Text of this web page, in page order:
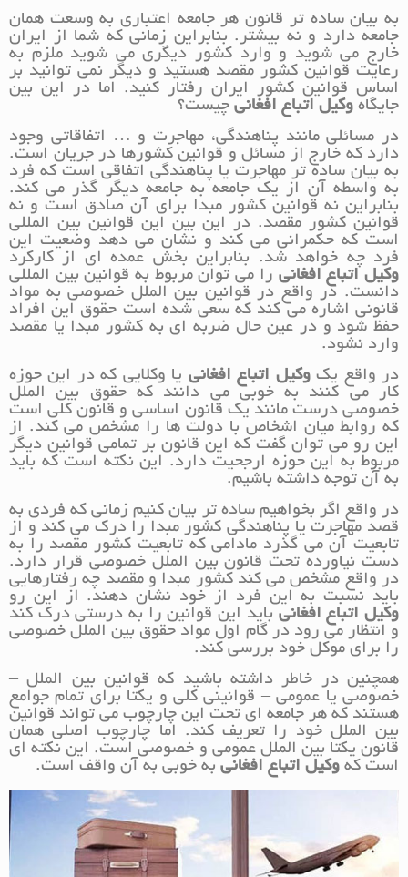
به بیان ساده تر قانون هر جامعه اعتباری به وسعت همان
جامعه دارد و نه بیشتر. بنابراین زمانی که شما از ایران
خارج می شوید و وارد کشور دیگری می شوید ملزم به
رعایت قوانین کشور مقصد هستید و دیگر نمی توانید بر
اساس قوانین کشور ایران رفتار کنید. اما در این بین
جایگاه وکیل اتباع افغانی چیست؟
در مسائلی مانند پناهندگی، مهاجرت و … اتفاقاتی وجود
دارد که خارج از مسائل و قوانین کشورها در جریان است.
به بیان ساده تر مهاجرت یا پناهندگی اتفاقی است که فرد
به واسطه آن از یک جامعه به جامعه دیگر گذر می کند.
بنابراین نه قوانین کشور مبدا برای آن صادق است و نه
قوانین کشور مقصد. در این بین این قوانین بین المللی
است که حکمرانی می کند و نشان می دهد وضعیت این
فرد چه خواهد شد. بنابراین بخش عمده ای از کارکرد
وکیل اتباع افغانی را می توان مربوط به قوانین بین المللی
دانست. در واقع در قوانین بین الملل خصوصی به مواد
قانونی اشاره می کند که سعی شده است حقوق این افراد
حفظ شود و در عین حال ضربه ای به کشور مبدا یا مقصد
وارد نشود.
در واقع یکوکیل اتباع افغانی یا وکلایی که در این حوزه
کار می کنند به خوبی می دانند که حقوق بین الملل
خصوصی درست مانند یک قانون اساسی و قانون کلی است
که روابط میان اشخاص با دولت ها را مشخص می کند. از
این رو می توان گفت که این قانون بر تمامی قوانین دیگر
مربوط به این حوزه ارجحیت دارد. این نکته است که باید
به آن توجه داشته باشیم.
در واقع اگر بخواهیم ساده تر بیان کنیم زمانی که فردی به
قصد مهاجرت یا پناهندگی کشور مبدا را درک می کند و از
تابعیت آن می گذرد مادامی که تابعیت کشور مقصد را به
دست نیاورده تحت قانون بین الملل خصوصی قرار دارد.
در واقع مشخص می کند کشور مبدا و مقصد چه رفتارهایی
باید نسبت به این فرد از خود نشان دهند. از این رو
وکیل اتباع افغانی باید این قوانین را به درستی درک کند
و انتظار می رود در گام اول مواد حقوق بین الملل خصوصی
را برای موکل خود بررسی کند.
همچنین در خاطر داشته باشید که قوانین بین الملل –
خصوصی یا عمومی – قوانینی کلی و یکتا برای تمام جوامع
هستند که هر جامعه ای تحت این چارچوب می تواند قوانین
بین الملل خود را تعریف کند. اما چارچوب اصلی همان
قانون یکتا بین الملل عمومی و خصوصی است. این نکته ای
است که وکیل اتباع افغانی به خوبی به آن واقف است.